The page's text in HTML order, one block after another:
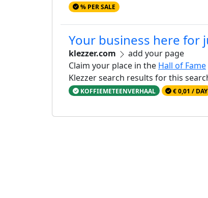
% PER SALE
Your business here for
klezzer.com
add your page
Claim your place in the Hall of Fame
Klezzer search results for this
KOFFIEMETEENVERHAAL € 0,01 / DAY